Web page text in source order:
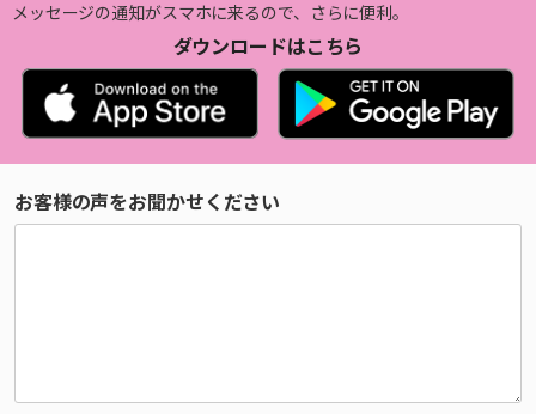
メッセージの通知がスマホに来るので、さらに便利。
ダウンロードはこちら
お客様の声をお聞かせください